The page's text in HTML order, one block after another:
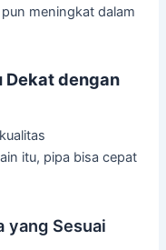
meningkat dalam
Dekat dengan
itu, pipa bisa cepat
yang Sesuai